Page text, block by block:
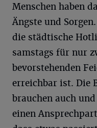
Menschen haben
Ängste und
die städtische
samstags für nur
bevorstehenden
erreichbar ist. Die
brauchen auch
einen